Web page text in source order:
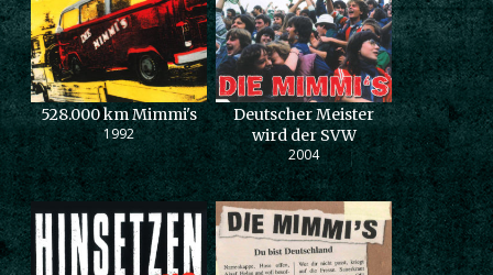
528.000 km Mimmi's
1992
Deutscher Meister
wird der SVW
2004